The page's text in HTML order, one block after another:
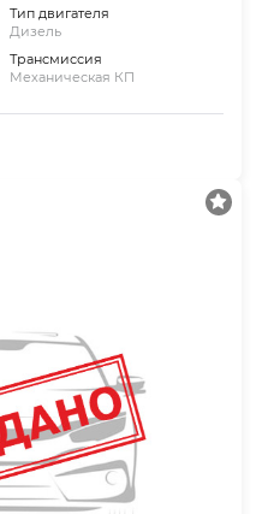
Тип двигателя
Дизель
Трансмиссия
Механическая КП